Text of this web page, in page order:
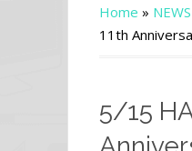
Home » NEWS
11th
5/15